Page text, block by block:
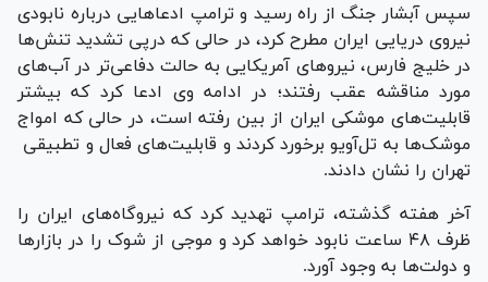
سپس آبشار جنگ از راه رسید و ترامپ ادعاهایی درباره نابودی
نیروی دریایی ایران مطرح کرد، در حالی که درپی تشدید تنش‌ها
در خلیج فارس، نیروهای آمریکایی به حالت دفاعی‌تر در آب‌های
مورد مناقشه عقب رفتند؛ در ادامه وی ادعا کرد که بیشتر
قابلیت‌های موشکی ایران از بین رفته است، در حالی که امواج
موشک‌ها به تل‌آویو برخورد کردند و قابلیت‌های فعال و تطبیقی ​​
تهران را نشان دادند.
آخر هفته گذشته، ترامپ تهدید کرد که نیروگاه‌های ایران را
ظرف ۴۸ ساعت نابود خواهد کرد و موجی از شوک را در بازارها
و دولت‌ها به وجود آورد.